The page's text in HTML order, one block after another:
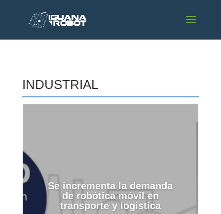
INDUSTRIAL
Se incrementa la demanda
de robótica móvil en
transporte y logística